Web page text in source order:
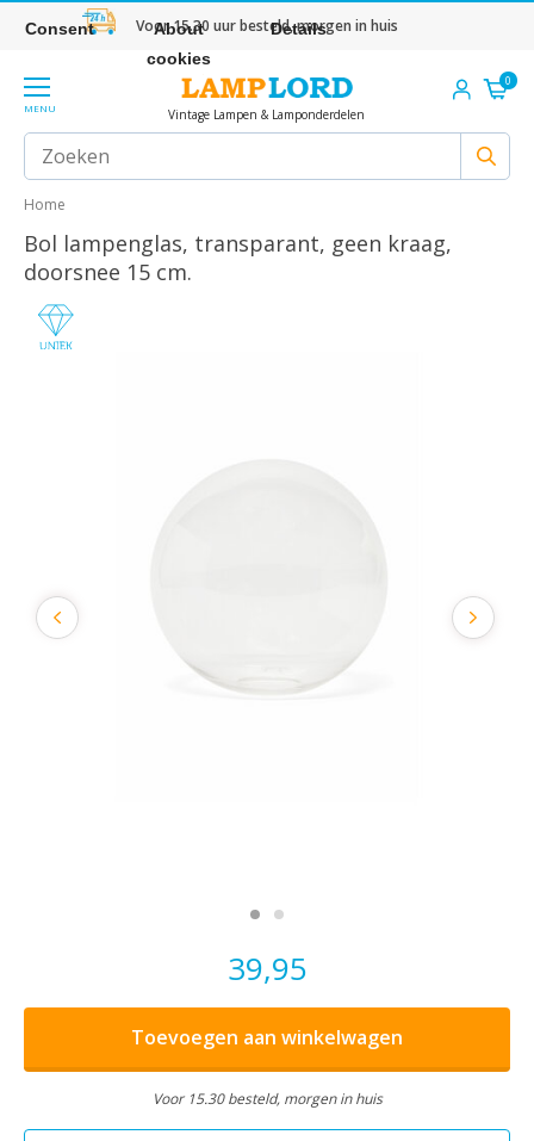
Voor 15.30 uur besteld, morgen in huis
MENU Vintage Lampen & Lamponderdelen
0
Home
Bol lampenglas, transparant, geen kraag,
doorsnee 15 cm.
39,95
Toevoegen aan winkelwagen
Voor 15.30 besteld, morgen in huis
Consent
About
cookies
Details